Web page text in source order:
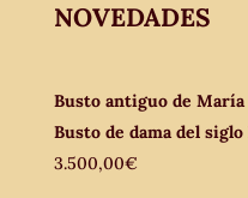
NOVEDADES
Busto antiguo de María
Busto de dama del siglo
3.500,00€